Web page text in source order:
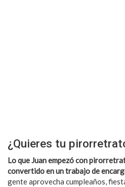
¿Quieres tu
Lo que Juan empezó con
convertido en un trabajo de
gente aprovecha cumpleaños,